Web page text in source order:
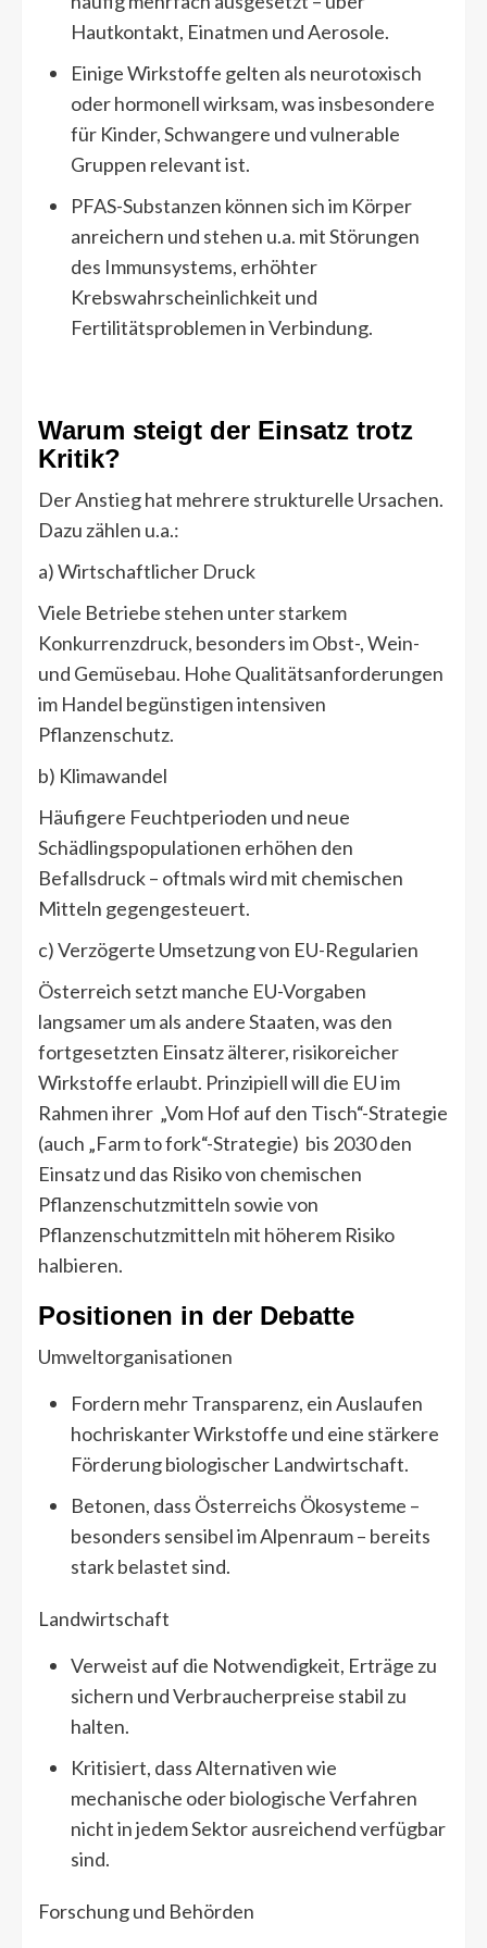
Hautkontakt, Einatmen und Aerosole.
Einige Wirkstoffe gelten als neurotoxisch
oder hormonell wirksam, was insbesondere
für Kinder, Schwangere und vulnerable
Gruppen relevant ist.
PFAS-Substanzen können sich im Körper
anreichern und stehen u.a. mit Störungen
des Immunsystems, erhöhter
Krebswahrscheinlichkeit und
Fertilitätsproblemen in Verbindung.
Warum steigt der Einsatz trotz
Kritik?
Der Anstieg hat mehrere strukturelle Ursachen.
Dazu zählen u.a.:
a) Wirtschaftlicher Druck
Viele Betriebe stehen unter starkem
Konkurrenzdruck, besonders im Obst-, Wein-
und Gemüsebau. Hohe Qualitätsanforderungen
im Handel begünstigen intensiven
Pflanzenschutz.
b) Klimawandel
Häufigere Feuchtperioden und neue
Schädlingspopulationen erhöhen den
Befallsdruck – oftmals wird mit chemischen
Mitteln gegengesteuert.
c) Verzögerte Umsetzung von EU-Regularien
Österreich setzt manche EU-Vorgaben
langsamer um als andere Staaten, was den
fortgesetzten Einsatz älterer, risikoreicher
Wirkstoffe erlaubt. Prinzipiell will die EU im
Rahmen ihrer „Vom Hof auf den Tisch“-Strategie
(auch „Farm to fork“-Strategie) bis 2030 den
Einsatz und das Risiko von chemischen
Pflanzenschutzmitteln sowie von
Pflanzenschutzmitteln mit höherem Risiko
halbieren.
Positionen in der Debatte
Umweltorganisationen
Fordern mehr Transparenz, ein Auslaufen
hochriskanter Wirkstoffe und eine stärkere
Förderung biologischer Landwirtschaft.
Betonen, dass Österreichs Ökosysteme –
besonders sensibel im Alpenraum – bereits
stark belastet sind.
Landwirtschaft
Verweist auf die Notwendigkeit, Erträge zu
sichern und Verbraucherpreise stabil zu
halten.
Kritisiert, dass Alternativen wie
mechanische oder biologische Verfahren
nicht in jedem Sektor ausreichend verfügbar
sind.
Forschung und Behörden